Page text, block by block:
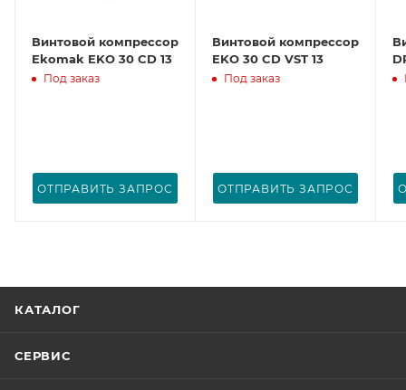
Винтовой компрессор
Ekomak EKO 30 CD 13
Под заказ
ОТПРАВИТЬ ЗАПРОС
Винтовой компрессор
EKO 30 CD VST 13
Под заказ
ОТПРАВИТЬ ЗАПРОС
КАТАЛОГ
СЕРВИС